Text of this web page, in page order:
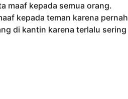
maaf kepada semua orang.
kepada teman karena pernah
di kantin karena terlalu sering